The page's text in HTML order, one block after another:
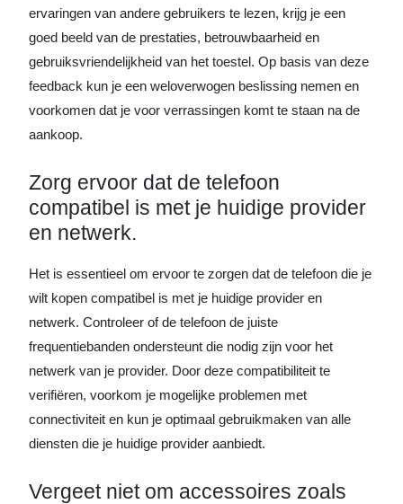
ervaringen van andere gebruikers te lezen, krijg je een
goed beeld van de prestaties, betrouwbaarheid en
gebruiksvriendelijkheid van het toestel. Op basis van deze
feedback kun je een weloverwogen beslissing nemen en
voorkomen dat je voor verrassingen komt te staan na de
aankoop.
Zorg ervoor dat de telefoon
compatibel is met je huidige provider
en netwerk.
Het is essentieel om ervoor te zorgen dat de telefoon die je
wilt kopen compatibel is met je huidige provider en
netwerk. Controleer of de telefoon de juiste
frequentiebanden ondersteunt die nodig zijn voor het
netwerk van je provider. Door deze compatibiliteit te
verifiëren, voorkom je mogelijke problemen met
connectiviteit en kun je optimaal gebruikmaken van alle
diensten die je huidige provider aanbiedt.
Vergeet niet om accessoires zoals